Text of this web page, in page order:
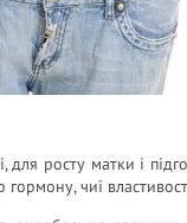
для росту матки і
гормону, чиї